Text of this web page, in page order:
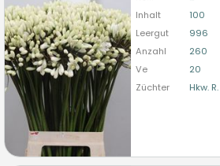
Inhalt
100
Leergut
996
Anzahl
260
Ve
20
Züchter
Hkw.
bitte anmelden